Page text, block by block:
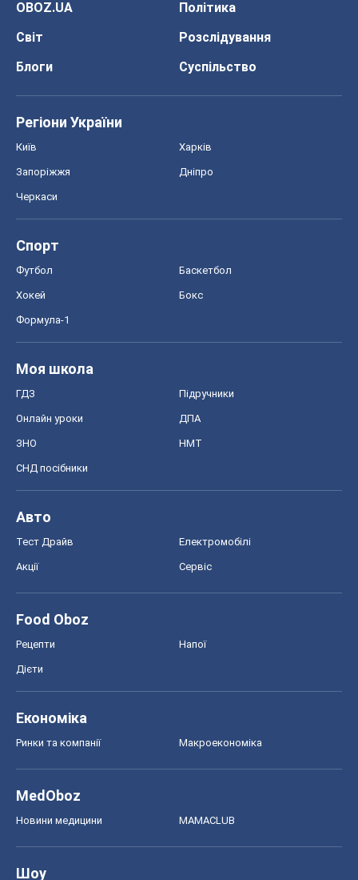
OBOZ.UA
Політика
Світ
Розслідування
Блоги
Суспільство
Регіони України
Київ Харків
Запоріжжя Дніпро
Черкаси
Спорт
Футбол Баскетбол
Хокей Бокс
Формула-1
Моя школа
ГДЗ Підручники
Онлайн уроки ДПА
ЗНО НМТ
СНД посібники
Авто
Тест Драйв Електромобілі
Акції Сервіс
Food Oboz
Рецепти Напої
Дієти
Економіка
Ринки та компанії Макроекономіка
MedOboz
Новини медицини MAMACLUB
Шоу